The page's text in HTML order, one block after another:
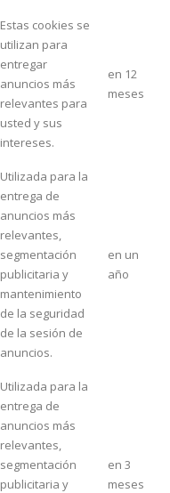
Estas cookies se
utilizan para
entregar
anuncios más
relevantes para
usted y sus
intereses.
en 12
meses
Utilizada para la
entrega de
anuncios más
relevantes,
segmentación
publicitaria y
mantenimiento
de la seguridad
de la sesión de
anuncios.
en un
año
Utilizada para la
entrega de
anuncios más
relevantes,
segmentación
publicitaria y
en 3
meses